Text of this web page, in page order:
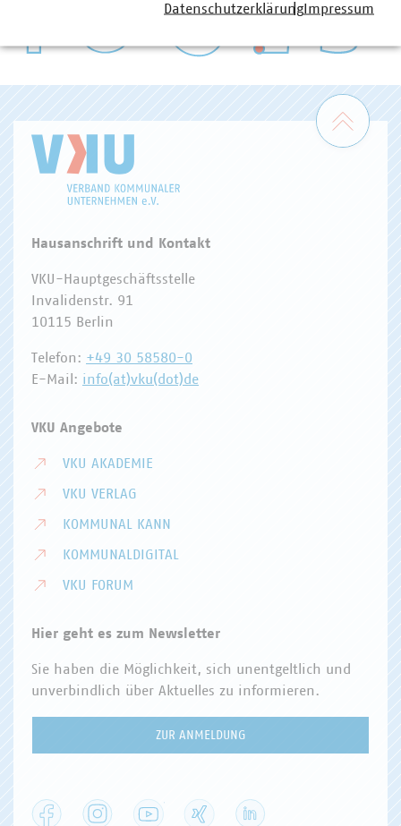
WASSER/ABWASSER
Zum
Hausanschrift und Kontakt
VKU-Hauptgeschäftsstelle
Invalidenstr. 91
10115 Berlin
Telefon: +49 30 58580-0
E-Mail: info(at)vku(dot)de
VKU Angebote
VKU AKADEMIE
VKU VERLAG
KOMMUNAL KANN
KOMMUNALDIGITAL
VKU FORUM
Hier geht es zum Newsletter
Sie haben die Möglichkeit, sich unentgeltlich und
unverbindlich über Aktuelles zu informieren.
ZUR ANMELDUNG
Facebook Instagram YouTube
DatenschutzerklärungImpressum